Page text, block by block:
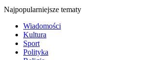
Najpopularniejsze tematy
Wiadomości
Kultura
Sport
Polityka